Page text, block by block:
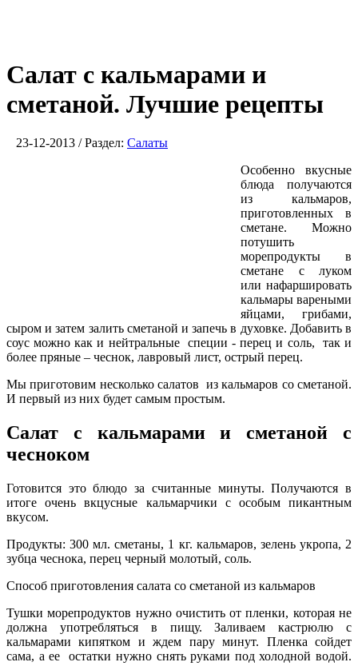
Салат с кальмарами и
сметаной. Лучшие рецепты
23-12-2013 / Раздел: Салаты
Особенно вкусные
блюда получаются
из кальмаров,
приготовленных в
сметане. Можно
потушить
морепродукты в
сметане с луком
или нафаршировать
кальмары вареными
яйцами, грибами,
сыром и затем залить сметаной и запечь в духовке. Добавить в
соус можно как и нейтральные специи - перец и соль, так и
более пряные – чеснок, лавровый лист, острый перец.
Мы приготовим несколько салатов из кальмаров со сметаной.
И первый из них будет самым простым.
Салат с кальмарами и сметаной с
чесноком
Готовится это блюдо за считанные минуты. Получаются в
итоге очень вкцусные кальмарчики с особым пикантным
вкусом.
Продукты: 300 мл. сметаны, 1 кг. кальмаров, зелень укропа, 2
зубца чеснока, перец черный молотый, соль.
Способ приготовления салата со сметаной из кальмаров
Тушки морепродуктов нужно очистить от пленки, которая не
должна употребляться в пищу. Заливаем кастрюлю с
кальмарами кипятком и ждем пару минут. Пленка сойдет
сама, а ее остатки нужно снять руками под холодной водой.